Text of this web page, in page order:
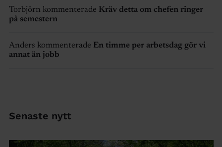
Torbjörn kommenterade Kräv detta om chefen ringer
på semestern
Anders kommenterade En timme per arbetsdag gör vi
annat än jobb
Senaste nytt